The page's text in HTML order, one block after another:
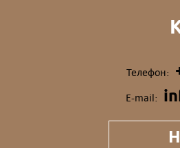
Телефон:
E-mail: